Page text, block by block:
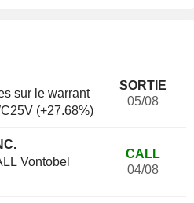
sur le warrant
(+27.68%)
SORTIE
05/08
Vontobel
CALL
04/08